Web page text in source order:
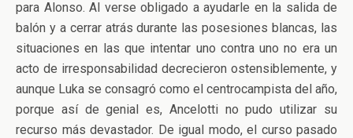
para Alonso. Al verse obligado a ayudarle en la salida de
balón y a cerrar atrás durante las posesiones blancas, las
situaciones en las que intentar uno contra uno no era un
acto de irresponsabilidad decrecieron ostensiblemente, y
aunque Luka se consagró como el centrocampista del año,
porque así de genial es, Ancelotti no pudo utilizar su
recurso más devastador. De igual modo, el curso pasado